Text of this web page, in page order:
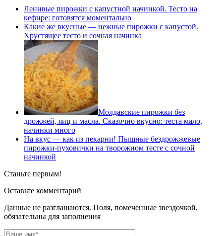
Ленивые пирожки с капустной начинкой. Тесто на
кефире: готовятся моментально
Какие же вкусные — нежные пирожки с капустой.
Хрустящее тесто и сочная начинка
Молдавские пирожки без
дрожжей, яиц и масла. Сказочно вкусно: теста мало,
начинки много
На вкус — как из пекарни! Пышные бездрожжевые
пирожки-пуховички на творожном тесте с сочной
начинкой
Станьте первым!
Оставьте комментарий
Данные не разглашаются. Поля, помеченные звездочкой,
обязательны для заполнения